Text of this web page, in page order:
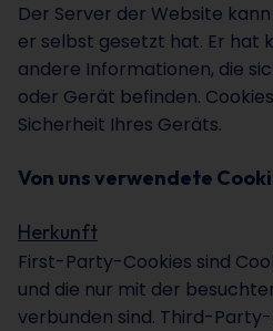
Der Server der Website
er selbst gesetzt hat. Er hat
andere Informationen, die
oder Gerät befinden.
Sicherheit Ihres Geräts.
Von uns verwendete
Herkunft
First-Party-Cookies sind
und die nur mit der
verbunden sind. Third-Party-